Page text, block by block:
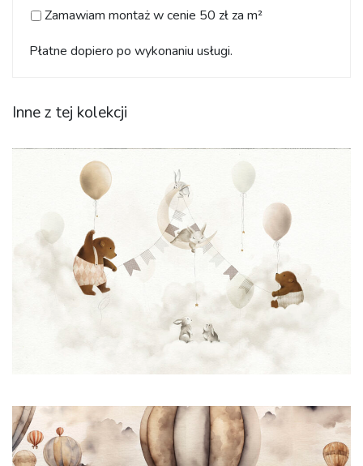
Płatne dopiero po wykonaniu usługi.
Zamawiam montaż w cenie 50 zł za m²
Inne z tej kolekcji